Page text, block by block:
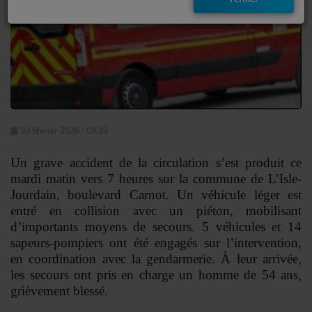
EMISSIONS
TITRES DIFFUSÉS
FRÉQUENCES
LES JEUX
JEUX CONCOURS
CONTACTEZ-NOUS
RÉGIE PUBLICTIAIRE
Un grave accident de la circulation s’est produit ce
mardi matin vers 7 heures sur la commune de L’Isle-
Jourdain, boulevard Carnot. Un véhicule léger est
entré en collision avec un piéton, mobilisant
d’importants moyens de secours. 5 véhicules et 14
sapeurs-pompiers ont été engagés sur l’intervention,
en coordination avec la gendarmerie. À leur arrivée,
les secours ont pris en charge un homme de 54 ans,
grièvement blessé.